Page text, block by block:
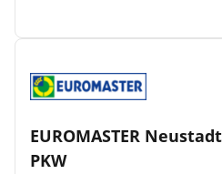
EUROMASTER
PKW